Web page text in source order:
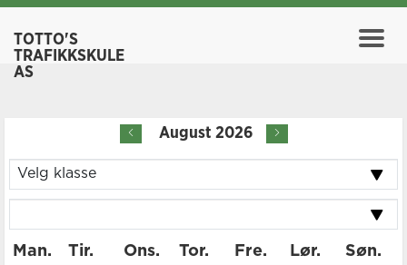
TOTTO'S
TRAFIKKSKULE
AS
August 2026
Man. Tir. Ons. Tor. Fre. Lør.
Søn.